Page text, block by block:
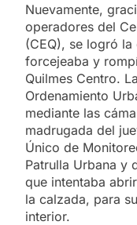
Nuevamente,
operadores del
(CEQ), se logró
forcejeaba y
Quilmes Centro.
Ordenamiento
mediante las
madrugada del
Único de
Patrulla Urbana y
que intentaba
la calzada, para
interior.